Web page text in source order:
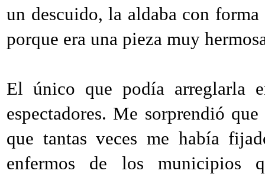
un descuido, la aldaba con
porque era una pieza muy
El único que podía arreglarla
espectadores. Me sorprendió
que tantas veces me había
enfermos de los municipios